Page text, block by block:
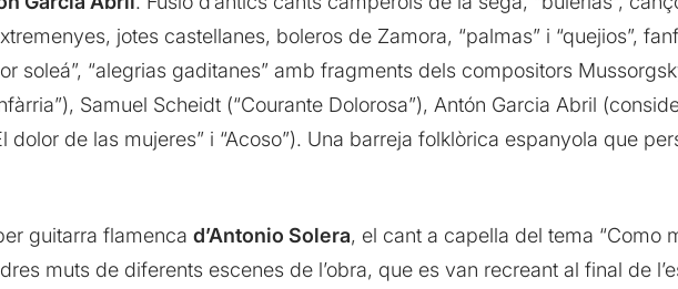
jotes castellanes, boleros de Zamora, “palmas” i “quejios”,
soleá”, “alegrias gaditanes” amb fragments dels compositors
Samuel Scheidt (“Courante Dolorosa”), Antón Garcia Abril
dolor de las mujeres” i “Acoso”). Una barreja folklòrica espanyola que
guitarra flamenca d’Antonio Solera, el cant a capella del tema “Como
muts de diferents escenes de l’obra, que es van recreant al final de